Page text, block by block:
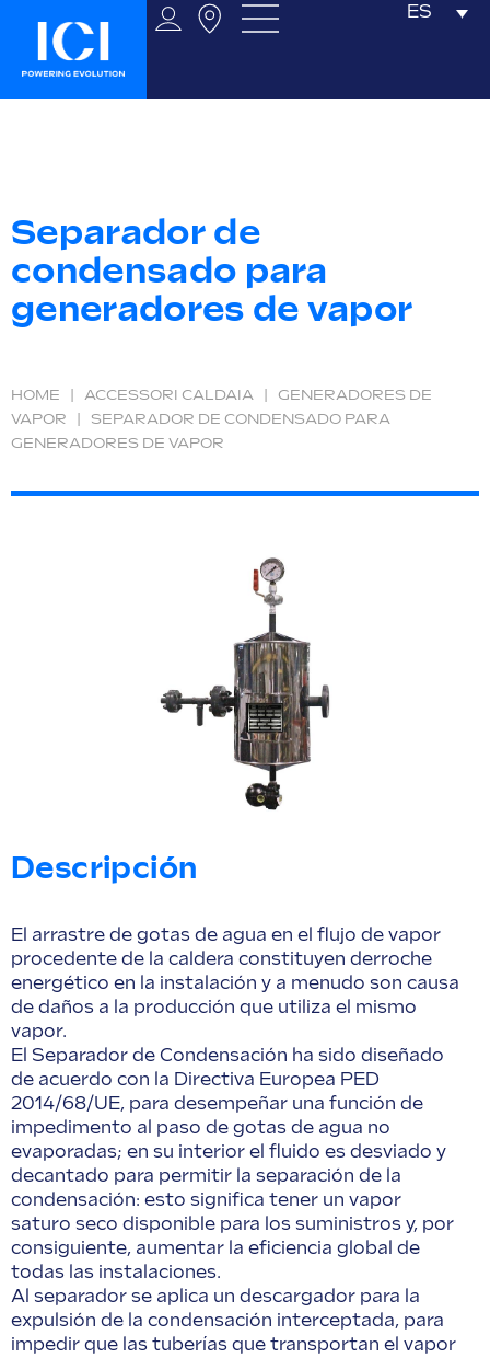
ES
Separador de
condensado para
generadores de vapor
HOME ACCESSORI CALDAIA
GENERADORES DE
VAPOR
SEPARADOR DE CONDENSADO PARA
GENERADORES DE VAPOR
Descripción
El arrastre de gotas de agua en el flujo de vapor
procedente de la caldera constituyen derroche
energético en la instalación y a menudo son causa
de daños a la producción que utiliza el mismo
vapor.
El Separador de Condensación ha sido diseñado
de acuerdo con la Directiva Europea PED
2014/68/UE, para desempeñar una función de
impedimento al paso de gotas de agua no
evaporadas; en su interior el fluido es desviado y
decantado para permitir la separación de la
condensación: esto significa tener un vapor
saturo seco disponible para los suministros y, por
consiguiente, aumentar la eficiencia global de
todas las instalaciones.
Al separador se aplica un descargador para la
expulsión de la condensación interceptada, para
impedir que las tuberías que transportan el vapor